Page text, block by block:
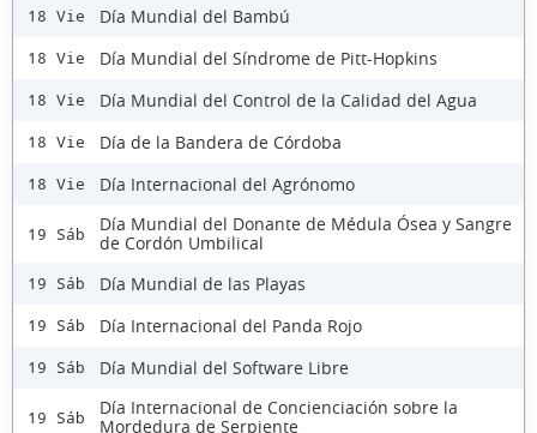
18 Vie Día Mundial del Bambú
18 Vie Día Mundial del Síndrome de Pitt-Hopkins
18 Vie Día Mundial del Control de la Calidad del Agua
18 Vie Día de la Bandera de Córdoba
18 Vie Día Internacional del Agrónomo
19 Sáb
Día Mundial del Donante de Médula Ósea y Sangre
de Cordón Umbilical
19 Sáb Día Mundial de las Playas
19 Sáb Día Internacional del Panda Rojo
19 Sáb Día Mundial del Software Libre
19 Sáb
Día Internacional de Concienciación sobre la
Mordedura de Serpiente